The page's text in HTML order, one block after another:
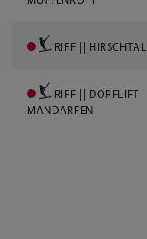
RIFF || HIRSCHTAL
RIFF || DORFLIFT
MANDARFEN